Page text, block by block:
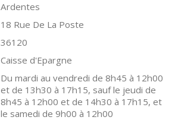
Ardentes
18 Rue De La Poste
36120
Caisse d'Epargne
Du mardi au vendredi de 8h45 à 12h00
et de 13h30 à 17h15, sauf le jeudi de
8h45 à 12h00 et de 14h30 à 17h15, et
le samedi de 9h00 à 12h00